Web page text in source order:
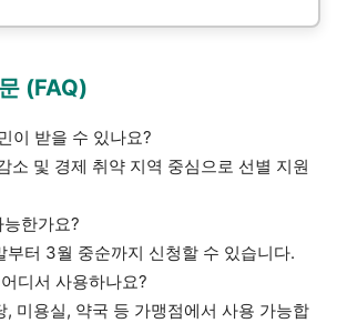
(FAQ)
이 받을 수 있나요?
소 및 경제 취약 지역 중심으로 선별 지원
한가요?
터 3월 중순까지 신청할 수 있습니다.
디서 사용하나요?
미용실, 약국 등 가맹점에서 사용 가능합